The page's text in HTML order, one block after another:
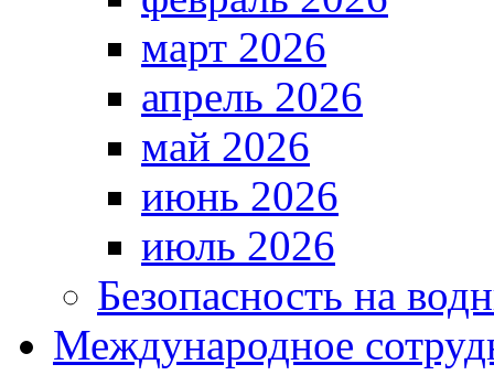
март 2026
апрель 2026
май 2026
июнь 2026
июль 2026
Безопасность на
Международное